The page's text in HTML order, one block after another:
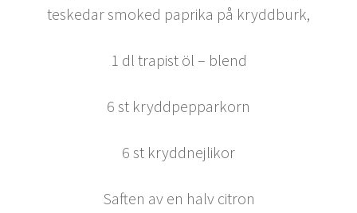
teskedar smoked paprika på kryddburk,
1 dl trapist öl – blend
6 st kryddpepparkorn
6 st kryddnejlikor
Saften av en halv citron